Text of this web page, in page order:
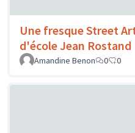
Une fresque Street
d'école Jean Rostand
Amandine Benon
0 0